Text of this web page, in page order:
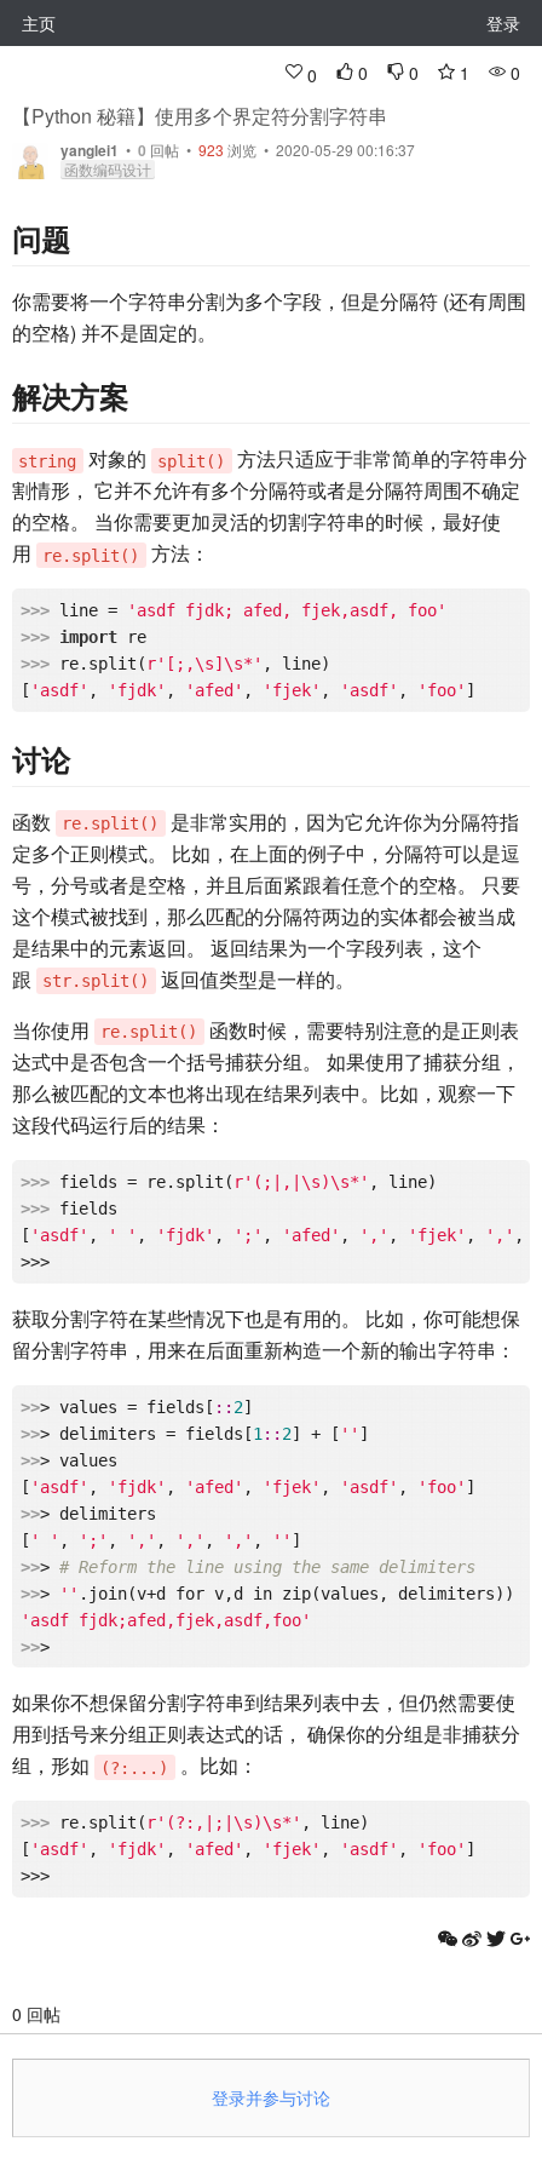
主页 登录
0 0 0 1 0
【Python 秘籍】使用多个界定符分割字符串
yanglei1 • 0 回帖 • 923 浏览 • 2020-05-29 00:16:37
函数编码设计
问题
你需要将一个字符串分割为多个字段，但是分隔符 (还有周围
的空格) 并不是固定的。
解决方案
string 对象的 split()
方法只适应于非常简单的字符串分
割情形， 它并不允许有多个分隔符或者是分隔符周围不确定
的空格。 当你需要更加灵活的切割字符串的时候，最好使
用
re.split() 方法：
>>> line =
'asdf fjdk; afed, fjek,asdf, foo'
>>> import
re
>>>
re.split( r'[;,\s]\s*' , line)
[ 'asdf' , 'fjdk' , 'afed' , 'fjek' , 'asdf' , 'foo'
讨论
函数 re.split()
是非常实用的，因为它允许你为分隔符指
定多个正则模式。 比如，在上面的例子中，分隔符可以是逗
号，分号或者是空格，并且后面紧跟着任意个的空格。 只要
这个模式被找到，那么匹配的分隔符两边的实体都会被当成
是结果中的元素返回。 返回结果为一个字段列表，这个
跟
str.split()
返回值类型是一样的。
当你使用
re.split()
函数时候，需要特别注意的是正则表
达式中是否包含一个括号捕获分组。 如果使用了捕获分组，
那么被匹配的文本也将出现在结果列表中。比如，观察一下
这段代码运行后的结果：
>>> fields = re.split( r'(;|,|\s)\s*'
>>> fields
[ 'asdf' , ' ' , 'fjdk' , ';' , 'afed' , ',' , 'fjek' , ',' ,
>>>
获取分割字符在某些情况下也是有用的。 比如，你可能想保
留分割字符串，用来在后面重新构造一个新的输出字符串：
>>> values = fields[ : : 2
>>> delimiters = fields[1 : : 2] + [ ''
>>> values
[ 'asdf' , 'fjdk' , 'afed' , 'fjek' , 'asdf' , 'foo'
>>> delimiters
[ ' ' , ';' , ',' , ',' , ',' , ''
>>> # Reform the line using the same delimiters
>>> ''
'asdf fjdk;afed,fjek,asdf,foo'
>> >
如果你不想保留分割字符串到结果列表中去，但仍然需要使
用到括号来分组正则表达式的话， 确保你的分组是非捕获分
组，形如
(?:...) 。比如：
>>> re.split( r'(?:,|;|\s)\s*' , line)
[ 'asdf' , 'fjdk' , 'afed' , 'fjek' , 'asdf' , 'foo' ]
>>>
0 回帖
登录并参与讨论